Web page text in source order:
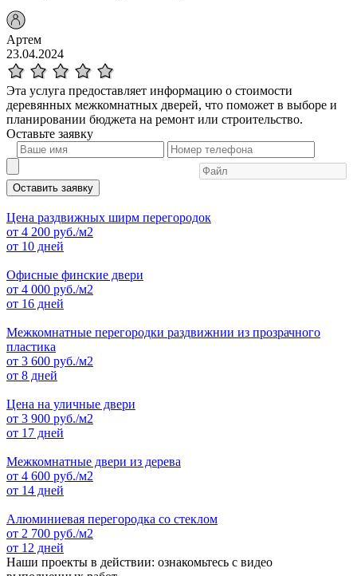
Артем
23.04.2024
Эта услуга предоставляет информацию о стоимости
деревянных межкомнатных дверей, что поможет в выборе и
планировании бюджета на ремонт или строительство.
Оставьте заявку
Оставить заявку
Цена раздвижных ширм перегородок
от 4 200 руб./м2
от 10 дней
Офисные финские двери
от 4 000 руб./м2
от 16 дней
Межкомнатные перегородки раздвижнии из прозрачного
пластика
от 3 600 руб./м2
от 8 дней
Цена на уличные двери
от 3 900 руб./м2
от 17 дней
Межкомнатные двери из дерева
от 4 600 руб./м2
от 14 дней
Алюминиевая перегородка со стеклом
от 2 700 руб./м2
от 12 дней
Наши проекты в действии: ознакомьтесь с видео